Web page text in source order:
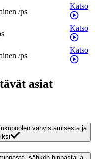
/ps
Katso
Katso
/ps
Katso
asiat
vahvistamisesta ja